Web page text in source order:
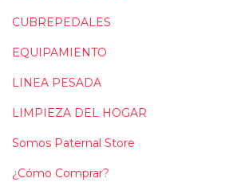
CUBREPEDALES
EQUIPAMIENTO
LINEA PESADA
LIMPIEZA DEL HOGAR
Somos Paternal Store
¿Cómo Comprar?